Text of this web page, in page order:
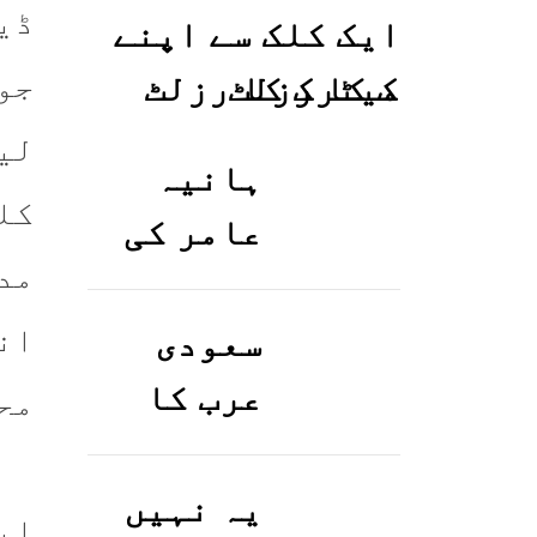
ایک کلک سے اپنے
میٹرک کا رزلٹ
ہانیہ
عامر کی
بہن ایشا
عامر کی
بولڈ
تصاویر
وائرل ہو
سعودی
عرب کا
ورک ویزا
کیسے
یہ نہیں